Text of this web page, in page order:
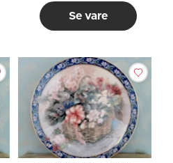
Se vare